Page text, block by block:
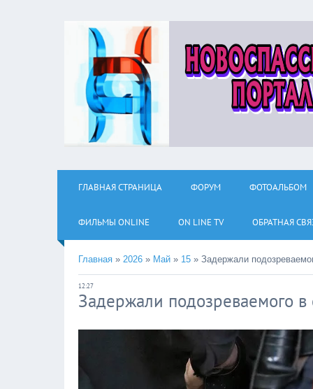
ГЛАВНАЯ СТРАНИЦА ФОРУМ ФОТОАЛЬБОМ
ФИЛЬМЫ ОNLINE ON LINE TV ОБРАТНАЯ
Главная » 2026 » Май » 15 » Задержали
12:27
Задержали подозреваемого